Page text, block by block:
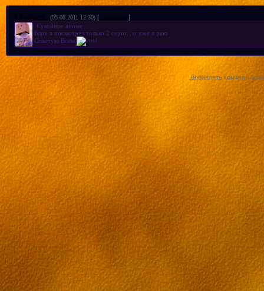
Серия 7[RUS] [ru трафик]
Серия 8[RUS] [ru трафик]
Серия 9[RUS] [ru трафик]
Серия 10[RUS] [ru трафик]
Серия 11[RUS] [ru трафик]
Серия 12[RUS] [ru трафик]
1 FaNNeR (05.06.2011 12:30) [Материал ]
Сукойное аниме
Блин я посмотрел только 2 серии , и уже в раю
Советую Всем
Добавлять